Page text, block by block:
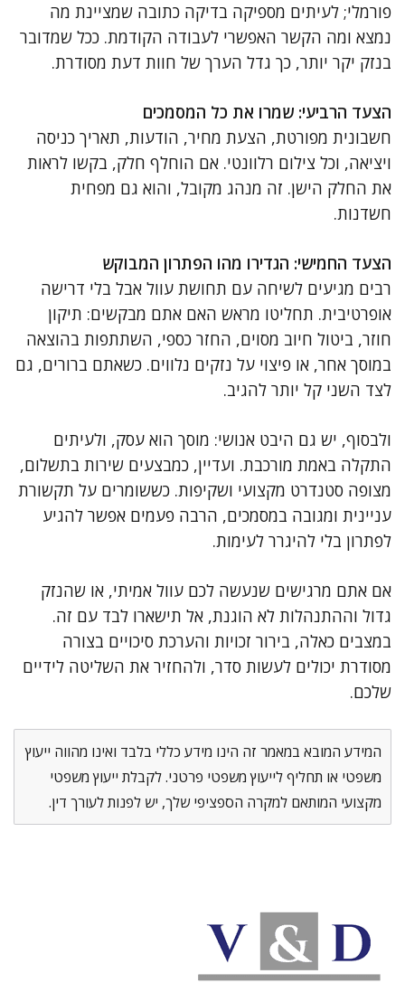
פורמלי; לעיתים מספיקה בדיקה כתובה שמציינת מה
נמצא ומה הקשר האפשרי לעבודה הקודמת. ככל שמדובר
בנזק יקר יותר, כך גדל הערך של חוות דעת מסודרת.
הצעד הרביעי: שמרו את כל המסמכים
חשבונית מפורטת, הצעת מחיר, הודעות, תאריך כניסה
ויציאה, וכל צילום רלוונטי. אם הוחלף חלק, בקשו לראות
את החלק הישן. זה מנהג מקובל, והוא גם מפחית
חשדנות.
הצעד החמישי: הגדירו מהו הפתרון המבוקש
רבים מגיעים לשיחה עם תחושת עוול אבל בלי דרישה
אופרטיבית. תחליטו מראש האם אתם מבקשים: תיקון
חוזר, ביטול חיוב מסוים, החזר כספי, השתתפות בהוצאה
במוסך אחר, או פיצוי על נזקים נלווים. כשאתם ברורים, גם
לצד השני קל יותר להגיב.
ולבסוף, יש גם היבט אנושי: מוסך הוא עסק, ולעיתים
התקלה באמת מורכבת. ועדיין, כמבצעים שירות בתשלום,
מצופה סטנדרט מקצועי ושקיפות. כששומרים על תקשורת
עניינית ומגובה במסמכים, הרבה פעמים אפשר להגיע
לפתרון בלי להיגרר לעימות.
אם אתם מרגישים שנעשה לכם עוול אמיתי, או שהנזק
גדול וההתנהלות לא הוגנת, אל תישארו לבד עם זה.
במצבים כאלה, בירור זכויות והערכת סיכויים בצורה
מסודרת יכולים לעשות סדר, ולהחזיר את השליטה לידיים
שלכם.
המידע המובא במאמר זה הינו מידע כללי בלבד ואינו מהווה ייעוץ
משפטי או תחליף לייעוץ משפטי פרטני. לקבלת ייעוץ משפטי
מקצועי המותאם למקרה הספציפי שלך, יש לפנות לעורך דין.